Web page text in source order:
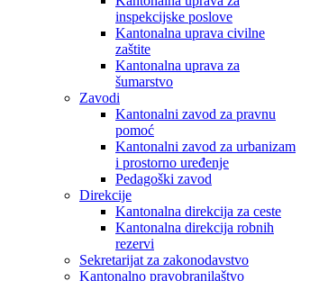
inspekcijske poslove
Kantonalna uprava civilne
zaštite
Kantonalna uprava za
šumarstvo
Zavodi
Kantonalni zavod za pravnu
pomoć
Kantonalni zavod za urbanizam
i prostorno uređenje
Pedagoški zavod
Direkcije
Kantonalna direkcija za ceste
Kantonalna direkcija robnih
rezervi
Sekretarijat za zakonodavstvo
Kantonalno pravobranilaštvo